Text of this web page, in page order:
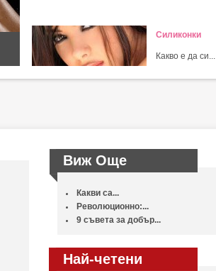
Силиконки
Какво е да си...
Виж Още
Какви са...
Революционно:...
9 съвета за добър...
Най-четени